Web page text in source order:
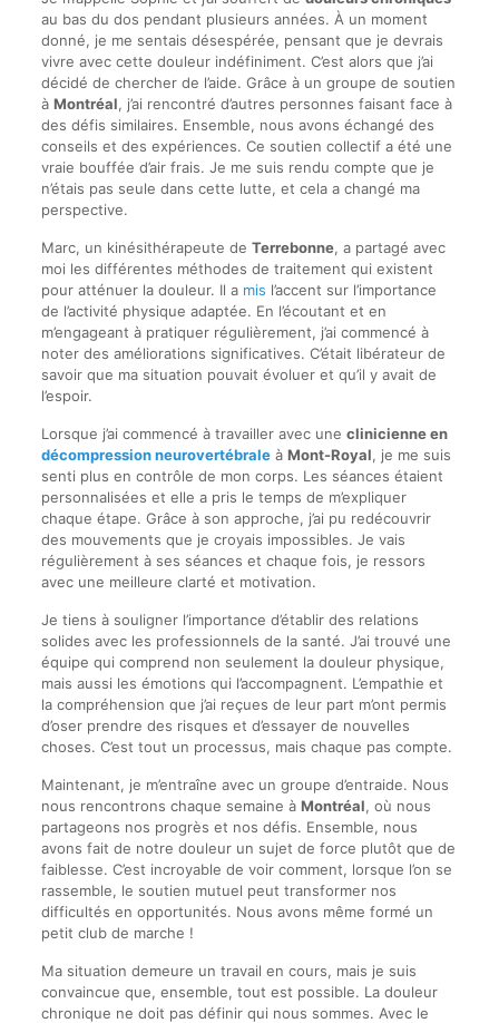
au bas du dos pendant plusieurs années. À un moment
donné, je me sentais désespérée, pensant que je devrais
vivre avec cette douleur indéfiniment. C’est alors que j’ai
décidé de chercher de l’aide. Grâce à un groupe de soutien
à Montréal, j’ai rencontré d’autres personnes faisant face à
des défis similaires. Ensemble, nous avons échangé des
conseils et des expériences. Ce soutien collectif a été une
vraie bouffée d’air frais. Je me suis rendu compte que je
n’étais pas seule dans cette lutte, et cela a changé ma
perspective.
Marc, un kinésithérapeute de Terrebonne, a partagé avec
moi les différentes méthodes de traitement qui existent
pour atténuer la douleur. Il a mis l’accent sur l’importance
de l’activité physique adaptée. En l’écoutant et en
m’engageant à pratiquer régulièrement, j’ai commencé à
noter des améliorations significatives. C’était libérateur de
savoir que ma situation pouvait évoluer et qu’il y avait de
l’espoir.
Lorsque j’ai commencé à travailler avec une clinicienne en
décompression neurovertébraleà Mont-Royal, je me suis
senti plus en contrôle de mon corps. Les séances étaient
personnalisées et elle a pris le temps de m’expliquer
chaque étape. Grâce à son approche, j’ai pu redécouvrir
des mouvements que je croyais impossibles. Je vais
régulièrement à ses séances et chaque fois, je ressors
avec une meilleure clarté et motivation.
Je tiens à souligner l’importance d’établir des relations
solides avec les professionnels de la santé. J’ai trouvé une
équipe qui comprend non seulement la douleur physique,
mais aussi les émotions qui l’accompagnent. L’empathie et
la compréhension que j’ai reçues de leur part m’ont permis
d’oser prendre des risques et d’essayer de nouvelles
choses. C’est tout un processus, mais chaque pas compte.
Maintenant, je m’entraîne avec un groupe d’entraide. Nous
nous rencontrons chaque semaine à Montréal, où nous
partageons nos progrès et nos défis. Ensemble, nous
avons fait de notre douleur un sujet de force plutôt que de
faiblesse. C’est incroyable de voir comment, lorsque l’on se
rassemble, le soutien mutuel peut transformer nos
difficultés en opportunités. Nous avons même formé un
petit club de marche !
Ma situation demeure un travail en cours, mais je suis
convaincue que, ensemble, tout est possible. La douleur
chronique ne doit pas définir qui nous sommes. Avec le